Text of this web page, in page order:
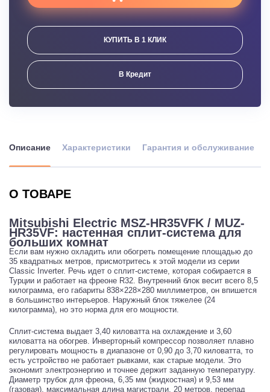
КУПИТЬ В 1 КЛИК
В Кредит
Описание Характеристики Гарантия и обслуживание
О ТОВАРЕ
Mitsubishi Electric MSZ-HR35VFK / MUZ-
HR35VF: настенная сплит-система для
больших комнат
Если вам нужно охладить или обогреть помещение площадью до
35 квадратных метров, присмотритесь к этой модели из серии
Classic Inverter. Речь идет о сплит-системе, которая собирается в
Турции и работает на фреоне R32. Внутренний блок весит всего 8,5
килограмма, его габариты 838×228×280 миллиметров, он впишется
в большинство интерьеров. Наружный блок тяжелее (24
килограмма), но это норма для его мощности.
Сплит-система выдает 3,40 киловатта на охлаждение и 3,60
киловатта на обогрев. Инверторный компрессор позволяет плавно
регулировать мощность в диапазоне от 0,90 до 3,70 киловатта, то
есть устройство не работает рывками, как старые модели. Это
экономит электроэнергию и точнее держит заданную температуру.
Диаметр трубок для фреона, 6,35 мм (жидкостная) и 9,53 мм
(газовая), максимальная длина магистрали, 20 метров, перепад